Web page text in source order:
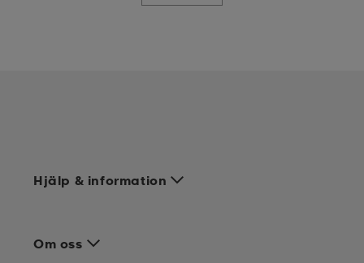
Hjälp & information
Om oss